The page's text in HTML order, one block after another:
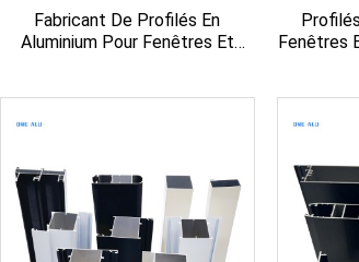
Fabricant De Profilés En
Aluminium Pour Fenêtres Et
Fenêtres